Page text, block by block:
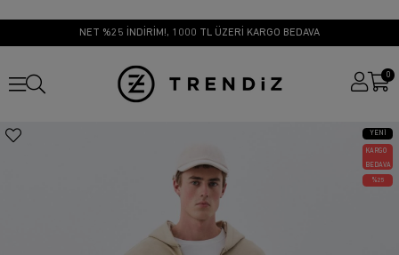
NET %25 İNDİRİM!, 1000 TL ÜZERİ KARGO BEDAVA
0
YENI
ÜRÜN
KARGO
BEDAVA
25